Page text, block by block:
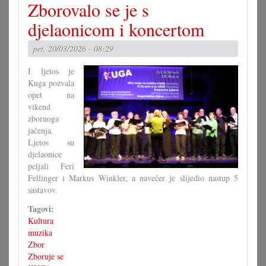
Zanimljivi
instrumenti,
zanimljivi
ljudi
Zborovalo se je s
djelaonicom i koncertom
pet, 20/03/2026 - 08:29
I ljetos je
Kuga pozvala
opet na
vikend
zbornoga
jačenja.
Ljetos su
djelaonice
peljali Feri
Fellinger i Markus Winkler, a navečer je slijedio nastup 5
sastavov.
Tagovi:
Kultura
muzika
Zbor
Zboruje se